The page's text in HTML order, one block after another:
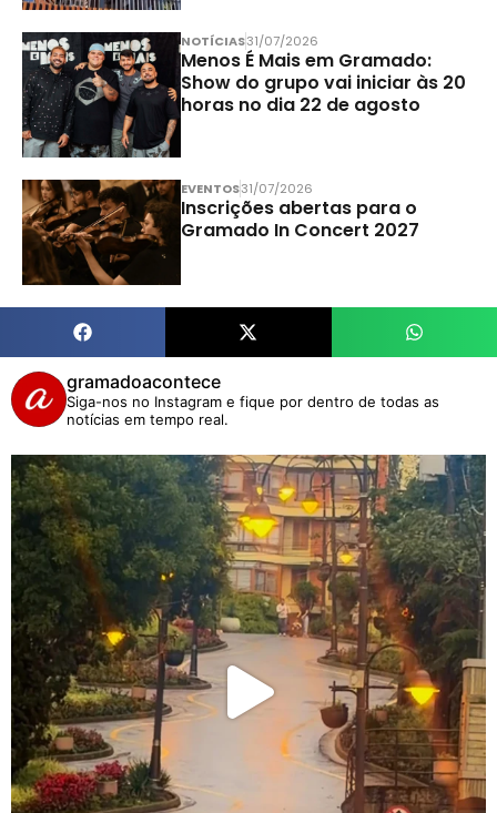
NOTÍCIAS31/07/2026
Menos É Mais em Gramado:
Show do grupo vai iniciar às 20
horas no dia 22 de agosto
EVENTOS31/07/2026
Inscrições abertas para o
Gramado In Concert 2027
gramadoacontece
Siga-nos no Instagram e fique por dentro de todas as
notícias em tempo real.